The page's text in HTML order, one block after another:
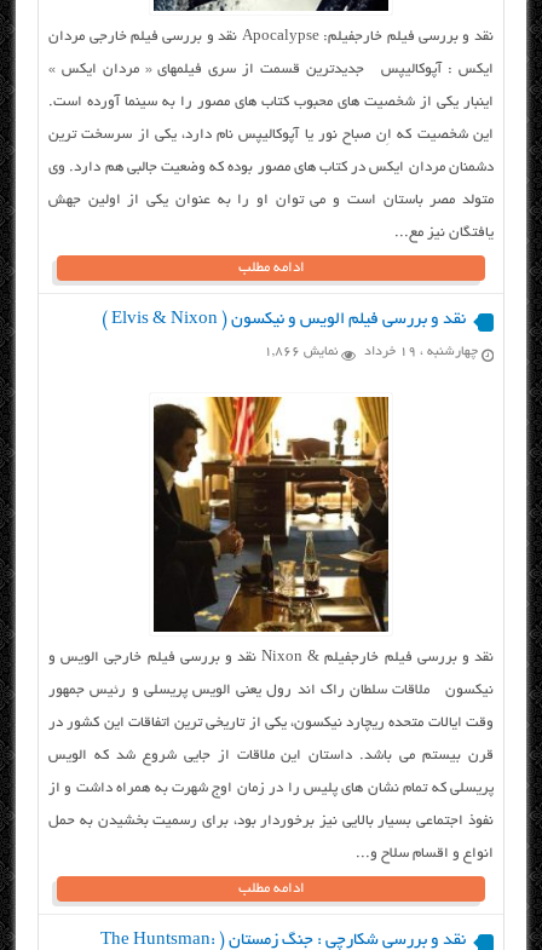
نقد و بررسی فیلم خارجفیلم: Apocalypse نقد و بررسی فیلم خارجی مردان
ایکس : آپوکالیپس جدیدترین قسمت از سری فیلمهای « مردان ایکس »
اینبار یکی از شخصیت های محبوب کتاب های مصور را به سینما آورده است.
این شخصیت که اِن صباح نور یا آپوکالیپس نام دارد، یکی از سرسخت ترین
دشمنان مردان ایکس در کتاب های مصور بوده که وضعیت جالبی هم دارد. وی
متولد مصر باستان است و می توان او را به عنوان یکی از اولین جهش
یافتگان نیز مع...
ادامه مطلب
نقد و بررسی فیلم الویس و نیکسون ( Elvis & Nixon )
چهارشنبه ، ۱۹ خرداد نمایش 1,866
نقد و بررسی فیلم خارجفیلم & Nixon نقد و بررسی فیلم خارجی الویس و
نیکسون ملاقات سلطان راک اند رول یعنی الویس پریسلی و رئیس جمهور
وقت ایالات متحده ریچارد نیکسون، یکی از تاریخی ترین اتفاقات این کشور در
قرن بیستم می باشد. داستان این ملاقات از جایی شروع شد که الویس
پریسلی که تمام نشان های پلیس را در زمان اوج شهرت به همراه داشت و از
نفوذ اجتماعی بسیار بالایی نیز برخوردار بود، برای رسمیت بخشیدن به حمل
انواع و اقسام سلاح و...
ادامه مطلب
نقد و بررسی شکارچی : جنگ زمستان ( The Huntsman: